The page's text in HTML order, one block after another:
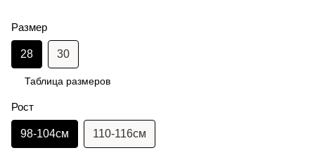
Размер
28 30
Таблица размеров
Рост
98-104см 110-116см